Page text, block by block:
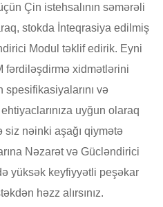
Çin istehsalının səmərəli
stokda İnteqrasiya edilmiş
Modul təklif edirik. Eyni
fərdiləşdirmə xidmətlərini
və
uyğun olaraq
nəinki aşağı qiymətə
Nəzarət və Gücləndirici
yüksək keyfiyyətli peşəkar
həzz alırsınız.